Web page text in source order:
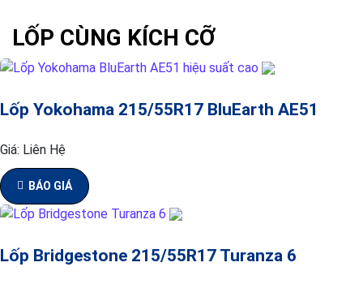
LỐP CÙNG KÍCH CỠ
Lốp Yokohama 215/55R17 BluEarth AE51
Giá: Liên Hệ
BÁO GIÁ
Lốp Bridgestone 215/55R17 Turanza 6